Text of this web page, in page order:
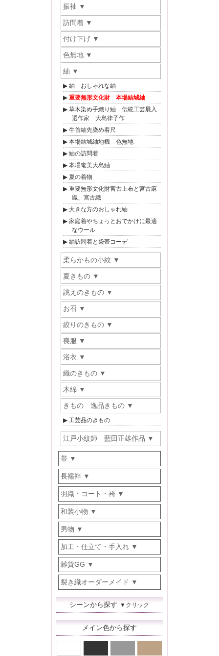
振袖
訪問着
付け下げ
色無地
紬
紬 おしゃれな紬
重要無形文化財 本場結城紬
草木染め手織り紬 伝統工芸展入
選作家 大島律子作
牛首紬先染め着尺
本場結城紬地機 色無地
紬の訪問着
本場奄美大島紬
夏の着物
重要無形文化財宮古上布と宮古麻
織、宮古織
大きな方のおしゃれ紬
家庭着やちょっとおでかけに最適
なウール
紬訪問着と袋帯コーデ
柔らかもの小紋
夏きもの
誂えのきもの
お召
絞りのきもの
喪服
浴衣
織のきもの
木綿
きもの 逸品きもの
工芸品のきもの
江戸小紋師 藍田正雄作品
帯
長襦袢
羽織・コート・袴
和装小物
男物
加工・仕立て・手入れ
雑貨GG
裂き織オーダーメイド
シーンから探す ▼クリック
メイン色から探す